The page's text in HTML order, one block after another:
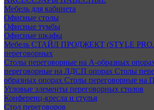
Мебель для кабинета
Офисные столы
Офисные тумбы
Офисные шкафы
Мебель СТАЙЛ ПРОДЖЕКТ (STYLE
переговорных
Столы переговорные на А-образных
переговорные на ЛДСП опорах Столы
образных опорах Столы переговорные на
Угловые элементы переговорных столов
Конференц-кресла и стулья
Стол переговоров